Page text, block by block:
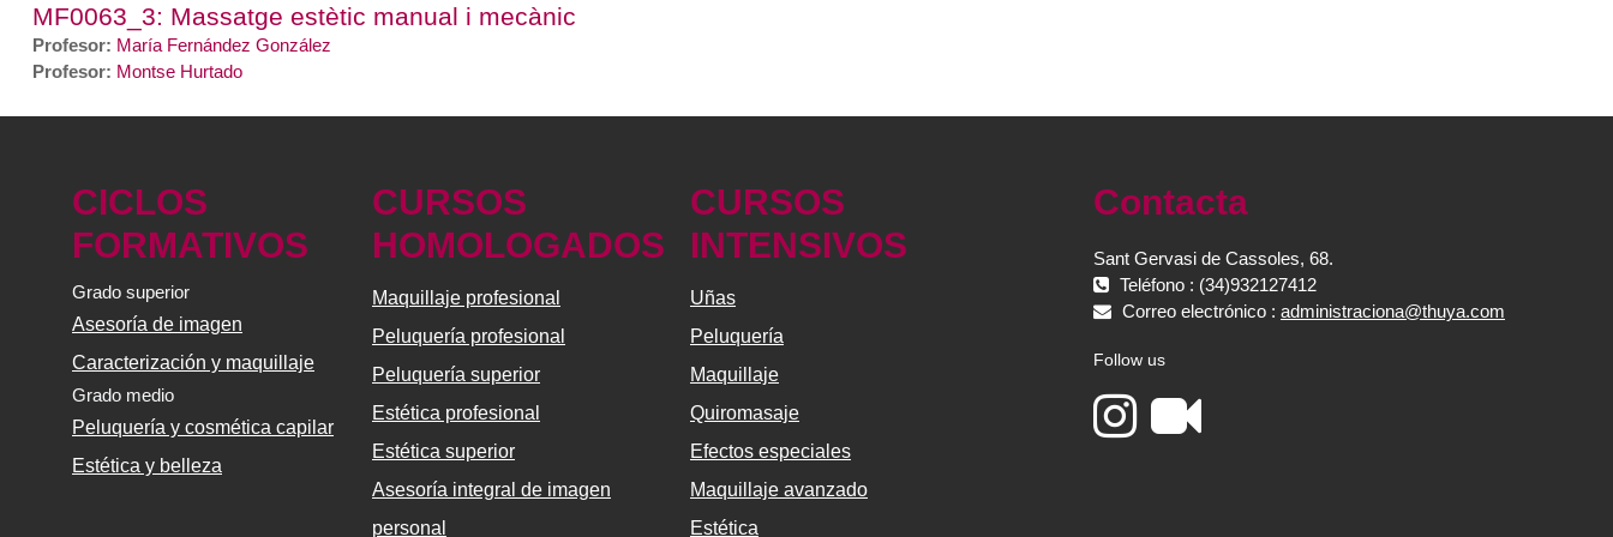
MF0063_3: Massatge estètic manual i mecànic
Profesor: María Fernández González
Profesor: Montse Hurtado
CICLOS
FORMATIVOS
Grado superior
Asesoría de imagen
Caracterización y maquillaje
Grado medio
Peluquería y cosmética capilar
Estética y belleza
CURSOS
HOMOLOGADOS
Maquillaje profesional
Peluquería profesional
Peluquería superior
Estética profesional
Estética superior
Asesoría integral de imagen
personal
CURSOS
INTENSIVOS
Uñas
Peluquería
Maquillaje
Quiromasaje
Efectos especiales
Maquillaje avanzado
Estética
Contacta
Sant Gervasi de Cassoles, 68.
Teléfono : (34)932127412
Correo electrónico : administraciona@thuya.com
Follow us